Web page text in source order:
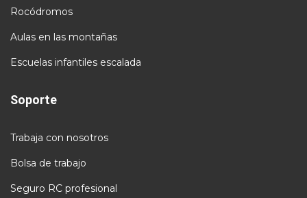
Rocódromos
Aulas en las montañas
Escuelas infantiles escalada
Soporte
Trabaja con nosotros
Bolsa de trabajo
Seguro RC profesional